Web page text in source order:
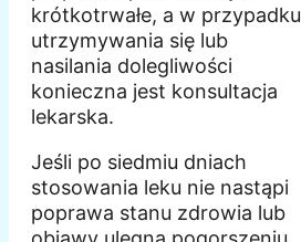
krótkotrwałe, a w przypadku
utrzymywania się lub
nasilania dolegliwości
konieczna jest konsultacja
lekarska.
Jeśli po siedmiu dniach
stosowania leku nie nastąpi
poprawa stanu zdrowia lub